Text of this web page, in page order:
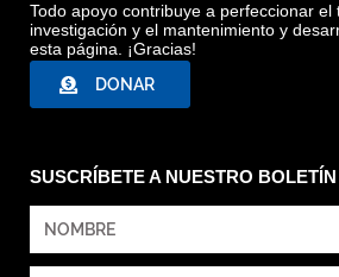
Todo apoyo contribuye a perfeccionar el
investigación y el mantenimiento y
esta página. ¡Gracias!
DONAR
SUSCRÍBETE A NUESTRO BOLETÍN